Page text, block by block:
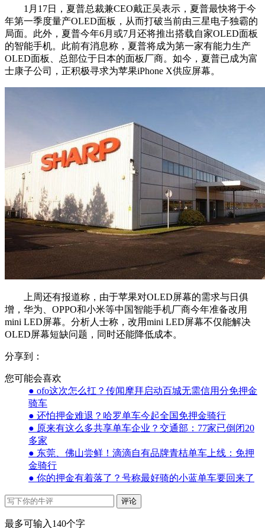
1月17日，夏普总裁兼CEO戴正吴表示，夏普最快将于今
年第一季度量产OLED面板，从而打破当前由三星电子独霸的
局面。此外，夏普今年6月或7月还将推出搭载自家OLED面板
的智能手机。此前有消息称，夏普将成为第一家有能力生产
OLED面板、总部位于日本的面板厂商。如今，夏普已成为富
士康子公司，正积极寻求为苹果iPhone X供应屏幕。
上周还有报道称，由于苹果对OLED屏幕的需求与日俱
增，华为、OPPO和小米等中国智能手机厂商今年准备改用
mini LED屏幕。分析人士称，改用mini LED屏幕不仅能解决
OLED屏幕短缺问题，同时还能降低成本。
分享到：
您可能会喜欢
● ofo这次怎么扛？传闻摩拜启动百城无需信用分免押金
骑车
● 还怕押金难退？哈罗单车今起全国免押金骑行
● 原来有这么多共享单车企业？交通部：77家已倒闭20
多家
● 东莞、佛山尝鲜！滴滴自有品牌青桔单车上线：免押
金骑行
● 你的押金有着落了？号称最好骑的小蓝单车要回来了
评论
最多可输入140个字